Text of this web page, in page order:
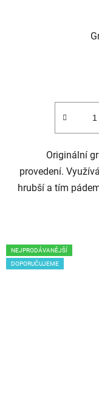
Originální
provedení.
hrubší a tím
NEJPRODÁVANĚJŠÍ
DOPORUČUJEME